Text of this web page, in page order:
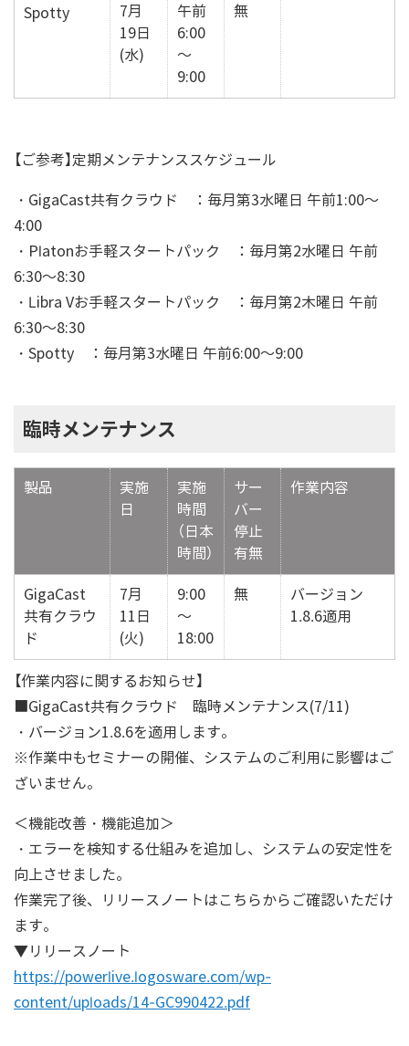
Spotty
7月
19日
(水)
午前
6:00
～
9:00
無
【ご参考】定期メンテナンススケジュール
・GigaCast共有クラウド ：毎月第3水曜日 午前1:00～
4:00
・Platonお手軽スタートパック ：毎月第2水曜日 午前
6:30～8:30
・Libra Vお手軽スタートパック ：毎月第2木曜日 午前
6:30～8:30
・Spotty ：毎月第3水曜日 午前6:00～9:00
臨時メンテナンス
製品
実施
日
実施
時間
（日本
時間）
サー
バー
停止
有無
作業内容
GigaCast
共有クラウ
ド
7月
11日
(火)
9:00
～
18:00
無
バージョン
1.8.6適用
【作業内容に関するお知らせ】
■GigaCast共有クラウド 臨時メンテナンス(7/11)
・バージョン1.8.6を適用します。
※作業中もセミナーの開催、システムのご利用に影響はご
ざいません。
＜機能改善・機能追加＞
・エラーを検知する仕組みを追加し、システムの安定性を
向上させました。
作業完了後、リリースノートはこちらからご確認いただけ
ます。
▼リリースノート
https://powerlive.logosware.com/wp-
content/uploads/14-GC990422.pdf